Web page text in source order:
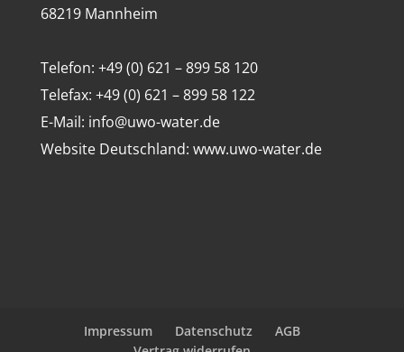
68219 Mannheim
Telefon: +49 (0) 621 – 899 58 120
Telefax: +49 (0) 621 – 899 58 122
E-Mail: info@uwo-water.de
Website Deutschland: www.uwo-water.de
Impressum Datenschutz
AGB